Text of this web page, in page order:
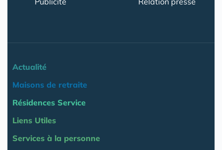
Actualité
Maisons de retraite
Résidences Service
Liens Utiles
Services à la personne